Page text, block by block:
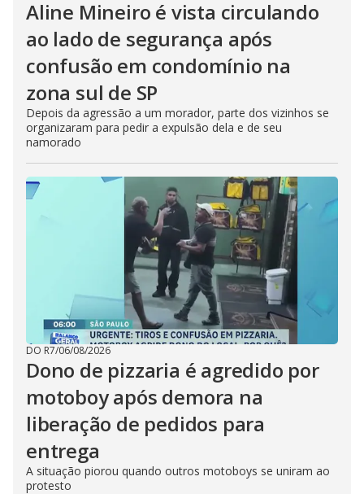
Aline Mineiro é vista circulando
ao lado de segurança após
confusão em condomínio na
zona sul de SP
Depois da agressão a um morador, parte dos vizinhos se
organizaram para pedir a expulsão dela e de seu
namorado
DO R7/06/08/2026
Dono de pizzaria é agredido por
motoboy após demora na
liberação de pedidos para
entrega
A situação piorou quando outros motoboys se uniram ao
protesto